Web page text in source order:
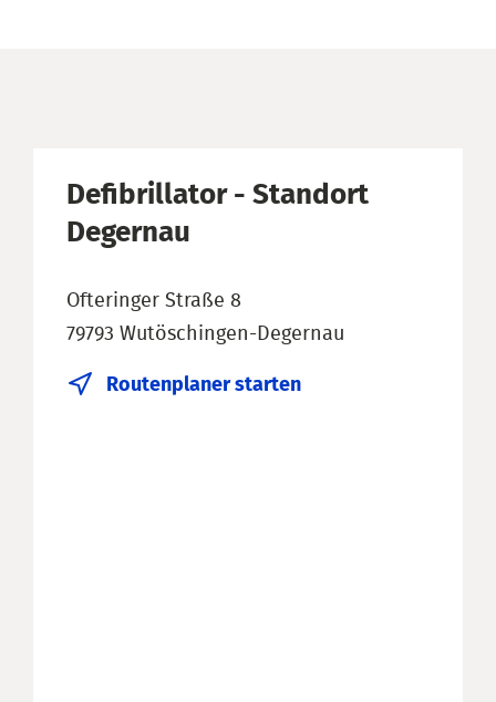
Defibrillator - Standort
Degernau
Ofteringer Straße 8
79793 Wutöschingen-Degernau
Routenplaner starten